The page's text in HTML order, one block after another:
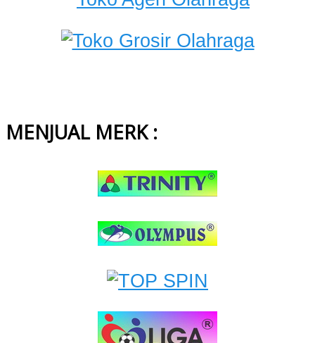
MENJUAL MERK :